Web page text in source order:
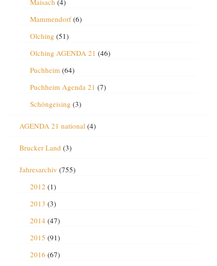
Maisach (4)
Mammendorf(6)
Olching (51)
Olching AGENDA 21 (46)
Puchheim(64)
Puchheim Agenda 21 (7)
Schöngeising (3)
AGENDA 21 national(4)
Brucker Land (3)
Jahresarchiv (755)
2012 (1)
2013 (3)
2014 (47)
2015 (91)
2016 (67)